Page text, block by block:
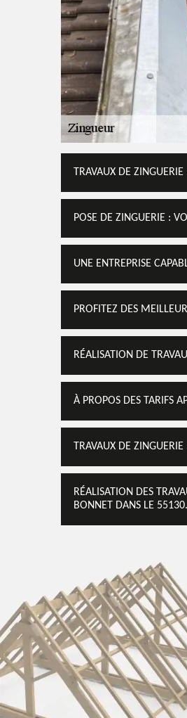
TRAVAUX DE
POSE DE ZINGUERIE :
UNE ENTREPRISE
PROFITEZ DES
RÉALISATION DE
À PROPOS DES TARIFS
TRAVAUX DE
RÉALISATION DES
BONNET DANS LE 55130.